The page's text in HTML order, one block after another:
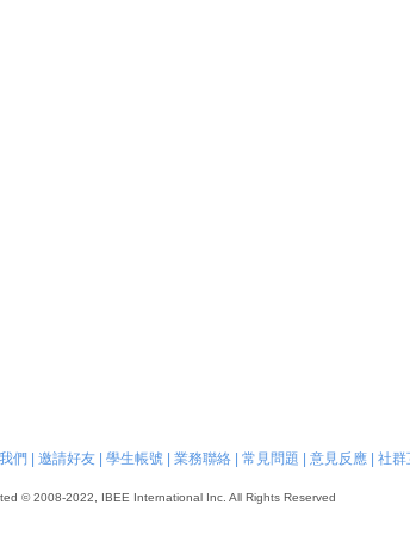
們 邀請好友| 學生帳號| 業務聯絡| 常見問題 意見反應| 社群
© 2008-2022, IBEE International Inc. All Rights Reserved